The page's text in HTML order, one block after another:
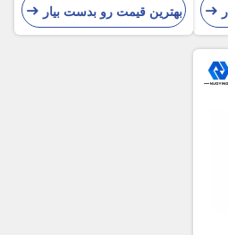
کیلوهرتز برای مخزن آب
بهترین قیمت رو بدست بیار